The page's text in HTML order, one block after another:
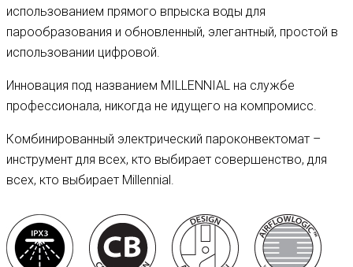
использованием прямого впрыска воды для
парообразования и обновленный, элегантный, простой в
использовании цифровой.
Инновация под названием MILLENNIAL на службе
профессионала, никогда не идущего на компромисс.
Комбинированный электрический пароконвектомат –
инструмент для всех, кто выбирает совершенство, для
всех, кто выбирает Millennial.